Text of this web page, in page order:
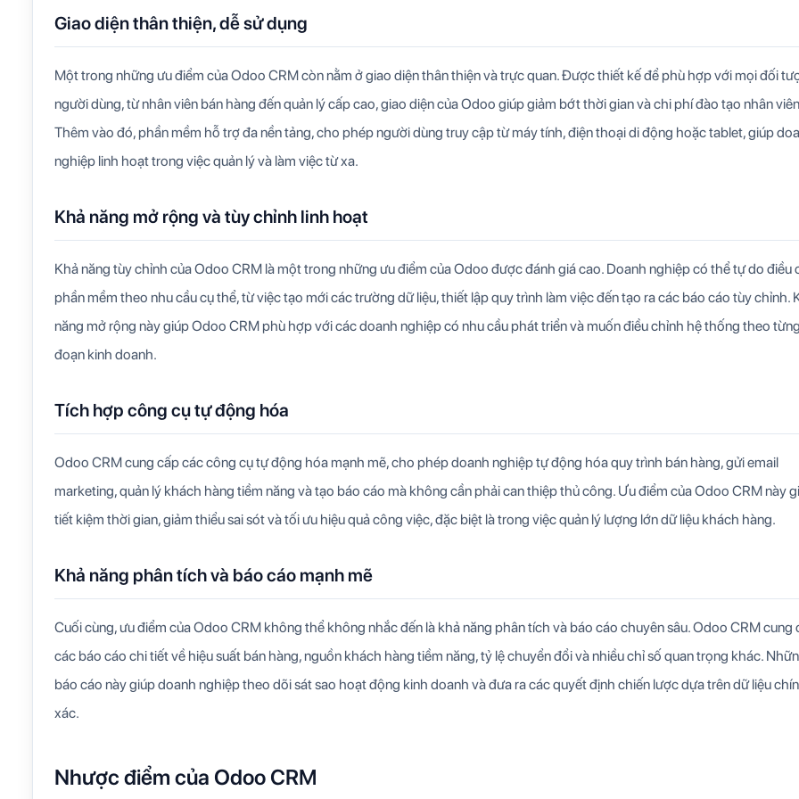
Giao diện thân thiện, dễ sử dụng
Một trong những ưu điểm của Odoo CRM còn nằm ở giao diện thân thiện và trực quan. Được thiết kế để phù hợp với mọi đối
người dùng, từ nhân viên bán hàng đến quản lý cấp cao, giao diện của Odoo giúp giảm bớt thời gian và chi phí đào tạo nhân
Thêm vào đó, phần mềm hỗ trợ đa nền tảng, cho phép người dùng truy cập từ máy tính, điện thoại di động hoặc tablet, giúp
nghiệp linh hoạt trong việc quản lý và làm việc từ xa.
Khả năng mở rộng và tùy chỉnh linh hoạt
Khả năng tùy chỉnh của Odoo CRM là một trong những ưu điểm của Odoo được đánh giá cao. Doanh nghiệp có thể tự do điều
phần mềm theo nhu cầu cụ thể, từ việc tạo mới các trường dữ liệu, thiết lập quy trình làm việc đến tạo ra các báo cáo tùy chỉnh.
năng mở rộng này giúp Odoo CRM phù hợp với các doanh nghiệp có nhu cầu phát triển và muốn điều chỉnh hệ thống theo
đoạn kinh doanh.
Tích hợp công cụ tự động hóa
Odoo CRM cung cấp các công cụ tự động hóa mạnh mẽ, cho phép doanh nghiệp tự động hóa quy trình bán hàng, gửi email
marketing, quản lý khách hàng tiềm năng và tạo báo cáo mà không cần phải can thiệp thủ công. Ưu điểm của Odoo CRM này
tiết kiệm thời gian, giảm thiểu sai sót và tối ưu hiệu quả công việc, đặc biệt là trong việc quản lý lượng lớn dữ liệu khách hàng.
Khả năng phân tích và báo cáo mạnh mẽ
Cuối cùng, ưu điểm của Odoo CRM không thể không nhắc đến là khả năng phân tích và báo cáo chuyên sâu. Odoo CRM cung
các báo cáo chi tiết về hiệu suất bán hàng, nguồn khách hàng tiềm năng, tỷ lệ chuyển đổi và nhiều chỉ số quan trọng khác.
báo cáo này giúp doanh nghiệp theo dõi sát sao hoạt động kinh doanh và đưa ra các quyết định chiến lược dựa trên dữ liệu
xác.
Nhược điểm của Odoo CRM